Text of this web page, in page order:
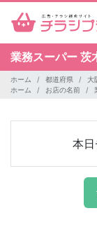
業務スーパー 茨
ホーム 都道府県 大
ホーム
お店の名前
本